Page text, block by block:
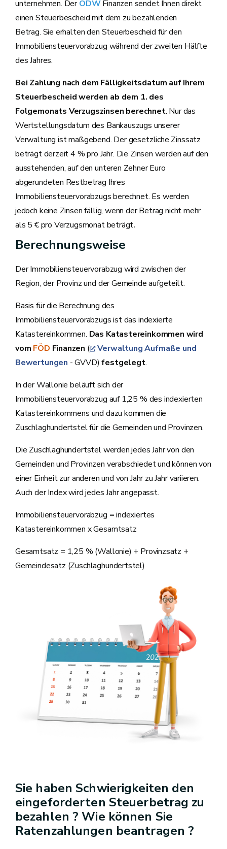
unternehmen. DerÖDWFinanzen sendet Ihnen direkt
einen Steuerbescheid mit dem zu bezahlenden
Betrag. Sie erhalten den Steuerbescheid für den
Immobiliensteuervorabzug während der zweiten Hälfte
des Jahres.
Bei Zahlung nach dem Fälligkeitsdatum auf Ihrem
Steuerbescheid werden ab dem 1. des
Folgemonats Verzugszinsen berechnet. Nur das
Wertstellungsdatum des Bankauszugs unserer
Verwaltung ist maßgebend. Der gesetzliche Zinssatz
beträgt derzeit 4 % pro Jahr. Die Zinsen werden auf den
ausstehenden, auf den unteren Zehner Euro
abgerundeten Restbetrag Ihres
Immobiliensteuervorabzugs berechnet. Es werden
jedoch keine Zinsen fällig, wenn der Betrag nicht mehr
als 5 € pro Verzugsmonat beträgt.
Berechnungsweise
Der Immobiliensteuervorabzug wird zwischen der
Region, der Provinz und der Gemeinde aufgeteilt.
Basis für die Berechnung des
Immobiliensteuervorabzugs ist das indexierte
Katastereinkommen. Das Katastereinkommen wird
vom FÖD Finanzen (
Verwaltung Aufmaße und
Bewertungen - GVVD)festgelegt.
In der Wallonie beläuft sich der
Immobiliensteuervorabzug auf 1,25 % des indexierten
Katastereinkommens und dazu kommen die
Zuschlaghundertstel für die Gemeinden und Provinzen.
Die Zuschlaghundertstel werden jedes Jahr von den
Gemeinden und Provinzen verabschiedet und können von
einer Einheit zur anderen und von Jahr zu Jahr variieren.
Auch der Index wird jedes Jahr angepasst.
Immobiliensteuervorabzug = indexiertes
Katastereinkommen x Gesamtsatz
Gesamtsatz = 1,25 % (Wallonie) + Provinzsatz +
Gemeindesatz (Zuschlaghundertstel)
Sie haben Schwierigkeiten den
eingeforderten Steuerbetrag zu
bezahlen ? Wie können Sie
Ratenzahlungen beantragen ?